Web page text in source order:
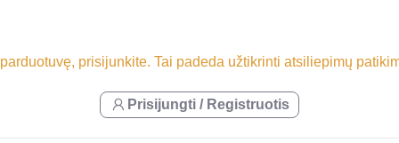
prisijunkite. Tai padeda užtikrinti atsiliepimų
Prisijungti / Registruotis